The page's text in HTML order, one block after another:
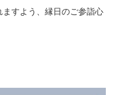
すよう、縁日のご参詣心